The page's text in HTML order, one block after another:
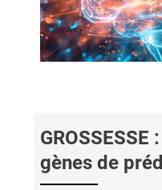
gènes de